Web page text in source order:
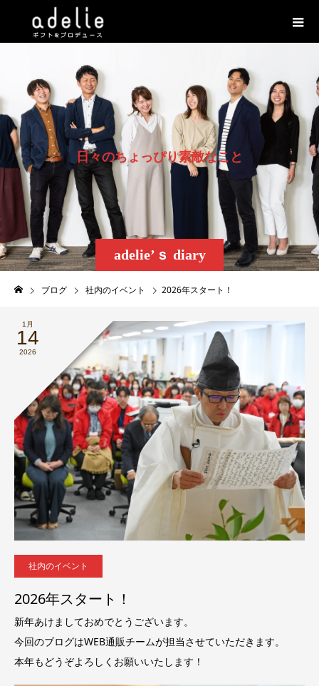
adelie’ｓ diary
日々のちょ っぴり素敵なこ と
ブログ 社内のイベント 2026年スタート！
1月
14
2026
社内のイベント
2026年スタート！
新年あけましておめでとうございます。
今回のブログはWEB通販チームが担当させていただきます。
本年もどうぞよろしくお願いいたします！